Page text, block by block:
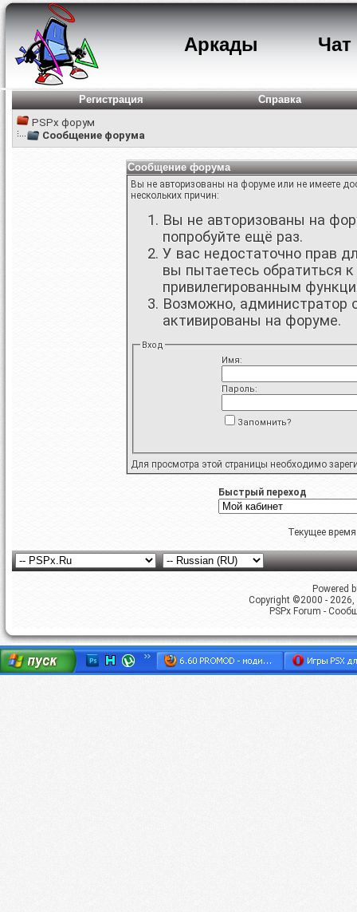
Аркады Чат
Регистрация
Справка
PSPx форум
Сообщение форума
Сообщение форума
Вы не авторизованы на форуме или не имеете
нескольких причин:
Вы не авторизованы на
попробуйте ещё раз.
У вас недостаточно прав
вы пытаетесь обратиться
привилегированным
Возможно, администратор
активированы на форуме.
Вход
Имя:
Пароль:
Запомнить?
Для просмотра этой страницы необходимо
Быстрый переход
Текущее
Powered
Copyright ©2000 -
PSPx Forum -